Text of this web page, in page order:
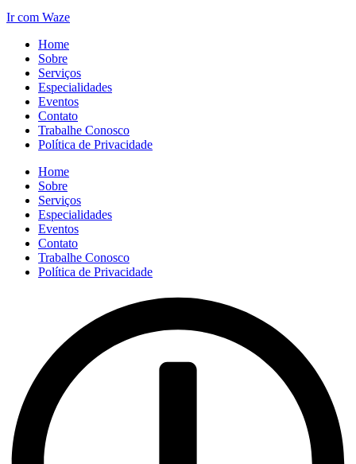
Ir com Waze
Home
Sobre
Serviços
Especialidades
Eventos
Contato
Trabalhe Conosco
Política de Privacidade
Home
Sobre
Serviços
Especialidades
Eventos
Contato
Trabalhe Conosco
Política de Privacidade